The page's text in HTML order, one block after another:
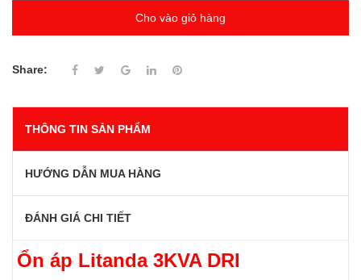
Cho vào giỏ hàng
Share:
THÔNG TIN SẢN PHẨM
HƯỚNG DẪN MUA HÀNG
ĐÁNH GIÁ CHI TIẾT
Ổn áp Litanda 3KVA DRI